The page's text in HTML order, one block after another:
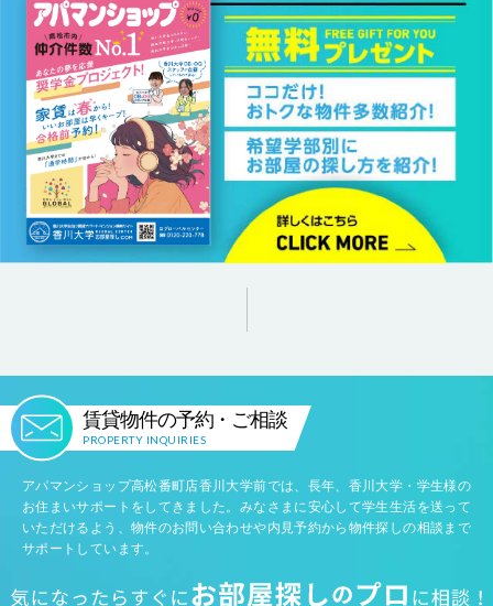
賃貸物件の予約・ご相談
PROPERTY INQUIRIES
アパマンショップ高松番町店香川大学前では、長年、香川大学・学生様の
お住まいサポートをしてきました。みなさまに安心して学生生活を送って
いただけるよう、物件のお問い合わせや内見予約から物件探しの相談まで
サポートしています。